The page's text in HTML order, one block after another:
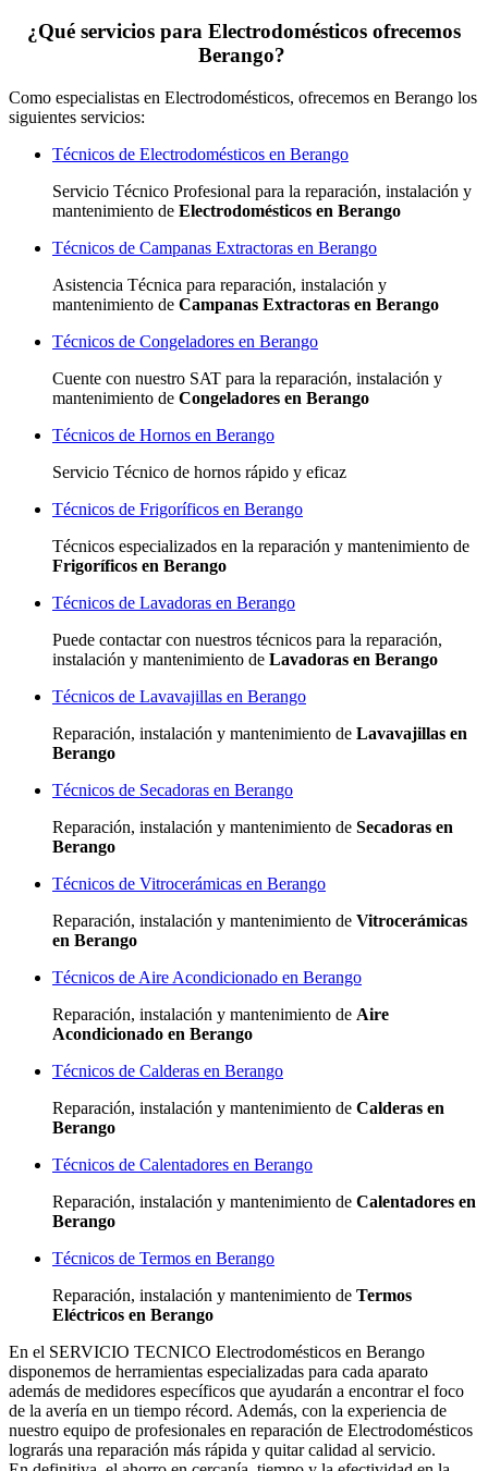
¿Qué servicios para Electrodomésticos ofrecemos
Berango?
Como especialistas en Electrodomésticos, ofrecemos en Berango los
siguientes servicios:
Técnicos de Electrodomésticos en Berango
Servicio Técnico Profesional para la reparación, instalación y
mantenimiento de Electrodomésticos en Berango
Técnicos de Campanas Extractoras en Berango
Asistencia Técnica para reparación, instalación y
mantenimiento de Campanas Extractoras en Berango
Técnicos de Congeladores en Berango
Cuente con nuestro SAT para la reparación, instalación y
mantenimiento de Congeladores en Berango
Técnicos de Hornos en Berango
Servicio Técnico de hornos rápido y eficaz
Técnicos de Frigoríficos en Berango
Técnicos especializados en la reparación y mantenimiento de
Frigoríficos en Berango
Técnicos de Lavadoras en Berango
Puede contactar con nuestros técnicos para la reparación,
instalación y mantenimiento de Lavadoras en Berango
Técnicos de Lavavajillas en Berango
Reparación, instalación y mantenimiento de Lavavajillas en
Berango
Técnicos de Secadoras en Berango
Reparación, instalación y mantenimiento de Secadoras en
Berango
Técnicos de Vitrocerámicas en Berango
Reparación, instalación y mantenimiento de Vitrocerámicas
en Berango
Técnicos de Aire Acondicionado en Berango
Reparación, instalación y mantenimiento de Aire
Acondicionado en Berango
Técnicos de Calderas en Berango
Reparación, instalación y mantenimiento de Calderas en
Berango
Técnicos de Calentadores en Berango
Reparación, instalación y mantenimiento de Calentadores en
Berango
Técnicos de Termos en Berango
Reparación, instalación y mantenimiento de Termos
Eléctricos en Berango
En el SERVICIO TECNICO Electrodomésticos en Berango
disponemos de herramientas especializadas para cada aparato
además de medidores específicos que ayudarán a encontrar el foco
de la avería en un tiempo récord. Además, con la experiencia de
nuestro equipo de profesionales en reparación de Electrodomésticos
lograrás una reparación más rápida y quitar calidad al servicio.